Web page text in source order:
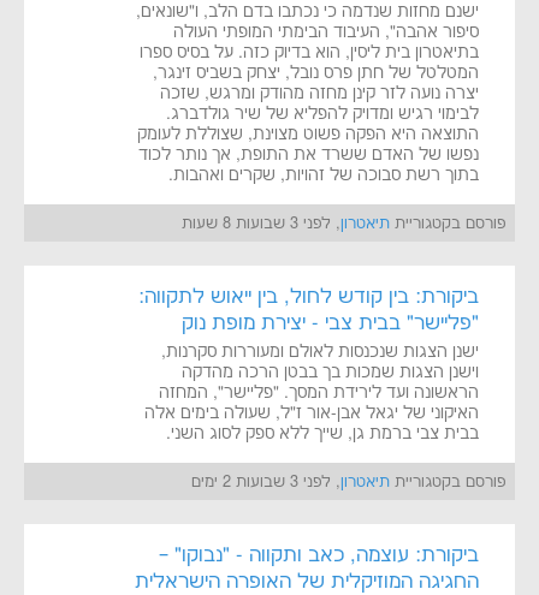
ישנם מחזות שנדמה כי נכתבו בדם הלב, ו"שונאים,
סיפור אהבה", העיבוד הבימתי המופתי העולה
בתיאטרון בית ליסין, הוא בדיוק כזה. על בסיס ספרו
המטלטל של חתן פרס נובל, יצחק בשביס זינגר,
יצרה נועה לזר קינן מחזה מהודק ומרגש, שזכה
לבימוי רגיש ומדויק להפליא של שיר גולדברג.
התוצאה היא הפקה פשוט מצוינת, שצוללת לעומק
נפשו של האדם ששרד את התופת, אך נותר לכוד
בתוך רשת סבוכה של זהויות, שקרים ואהבות.
פורסם בקטגוריית תיאטרון, לפני 3 שבועות 8 שעות
ביקורת: בין קודש לחול, בין ייאוש לתקווה:
"פליישר" בבית צבי - יצירת מופת נוק
ישנן הצגות שנכנסות לאולם ומעוררות סקרנות,
וישנן הצגות שמכות בך בבטן הרכה מהדקה
הראשונה ועד לירידת המסך. "פליישר", המחזה
האיקוני של יגאל אבן-אור ז"ל, שעולה בימים אלה
בבית צבי ברמת גן, שייך ללא ספק לסוג השני.
פורסם בקטגוריית תיאטרון, לפני 3 שבועות 2 ימים
ביקורת: עוצמה, כאב ותקווה - "נבוקו" –
החגיגה המוזיקלית של האופרה הישראלית